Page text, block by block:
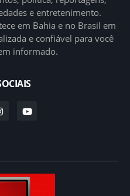
e entretenimento.
em Bahia e no Brasil em
e confiável para você
informado.